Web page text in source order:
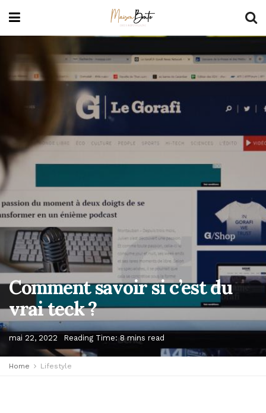
Comment savoir si c’est du
vrai teck ?
mai 22, 2022 Reading Time: 8 mins read
Home Lifestyle